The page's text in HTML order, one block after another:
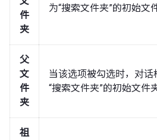
件
夹
为“搜索文件夹”的初始文
父
文
件
夹
当该选项被勾选时，对
“搜索文件夹”的初始文件夹
祖